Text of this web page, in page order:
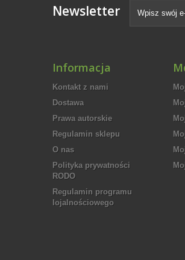
Newsletter
Informacja
Kontakt z nami
Dostawa
Prawa autorskie
Regulamin sklepu
O nas
Polityka prywatności
RODO
Regulamin programu
lojalnościowego